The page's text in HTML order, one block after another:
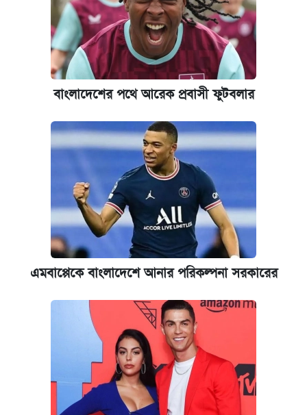
বাংলাদেশের পথে আরেক প্রবাসী ফুটবলার
এমবাপ্পেকে বাংলাদেশে আনার পরিকল্পনা সরকারের